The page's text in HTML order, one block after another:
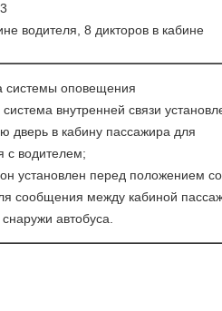
водителя, 8 дикторов в кабине
системы оповещения
внутренней связи
дверь в кабину пассажира для
с водителем;
установлен перед положением
сообщения между кабиной
автобуса.